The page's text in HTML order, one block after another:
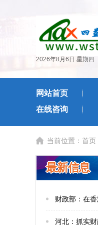
2026年8月6日 星期四
网站首页
在线咨询
当前位置： 首页
最新信息
财政部：在
河北：抓实